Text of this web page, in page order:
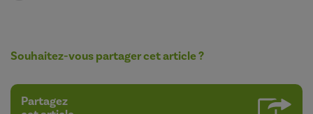
Souhaitez-vous partager cet article ?
Partagez